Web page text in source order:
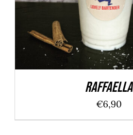
RaffaellA
€6,90